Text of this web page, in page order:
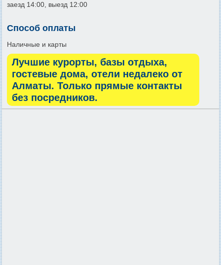
заезд 14:00, выезд 12:00
Способ оплаты
Наличные и карты
Лучшие курорты, базы отдыха,
гостевые дома, отели недалеко от
Алматы. Только прямые контакты
без посредников.